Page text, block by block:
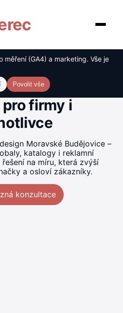
měření (GA4) a marketing. Vše je
Povolit vše
Moravské
– kreativní
firmy i
Moravské Budějovice –
katalogy i reklamní
na míru, která zvýší
a osloví zákazníky.
konzultace